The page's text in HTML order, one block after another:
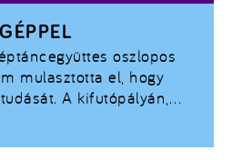
oszlopos
mulasztotta el, hogy
A kifutópályán,